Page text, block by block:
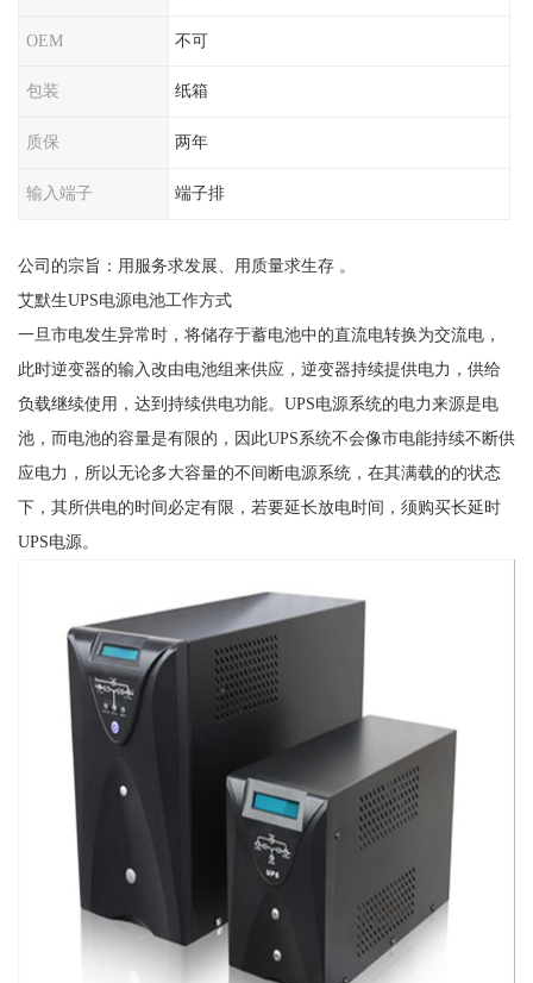
OEM 不可
包装 纸箱
质保 两年
输入端子 端子排
公司的宗旨：用服务求发展、用质量求生存 。
艾默生UPS电源电池工作方式
一旦市电发生异常时，将储存于蓄电池中的直流电转换为交流电，
此时逆变器的输入改由电池组来供应，逆变器持续提供电力，供给
负载继续使用，达到持续供电功能。UPS电源系统的电力来源是电
池，而电池的容量是有限的，因此UPS系统不会像市电能持续不断供
应电力，所以无论多大容量的不间断电源系统，在其满载的的状态
下，其所供电的时间必定有限，若要延长放电时间，须购买长延时
UPS电源。